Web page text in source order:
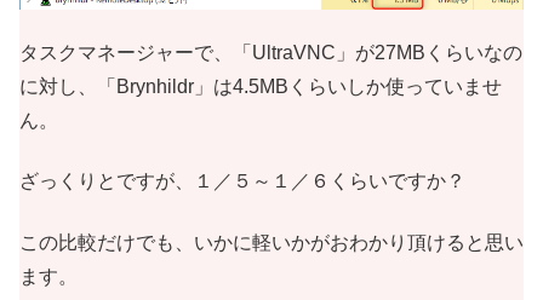
タスクマネージャーで、「UltraVNC」が27MBくらいなの
に対し、「Brynhildr」は4.5MBくらいしか使っていませ
ん。
ざっくりとですが、１／５～１／６くらいですか？
この比較だけでも、いかに軽いかがおわかり頂けると思い
ます。